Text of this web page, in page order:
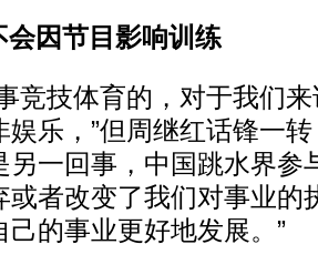
因节目影响训练
技体育的，对于我们来
乐，”但周继红话锋一
另一回事，中国跳水界参
或者改变了我们对事业的
的事业更好地发展。”